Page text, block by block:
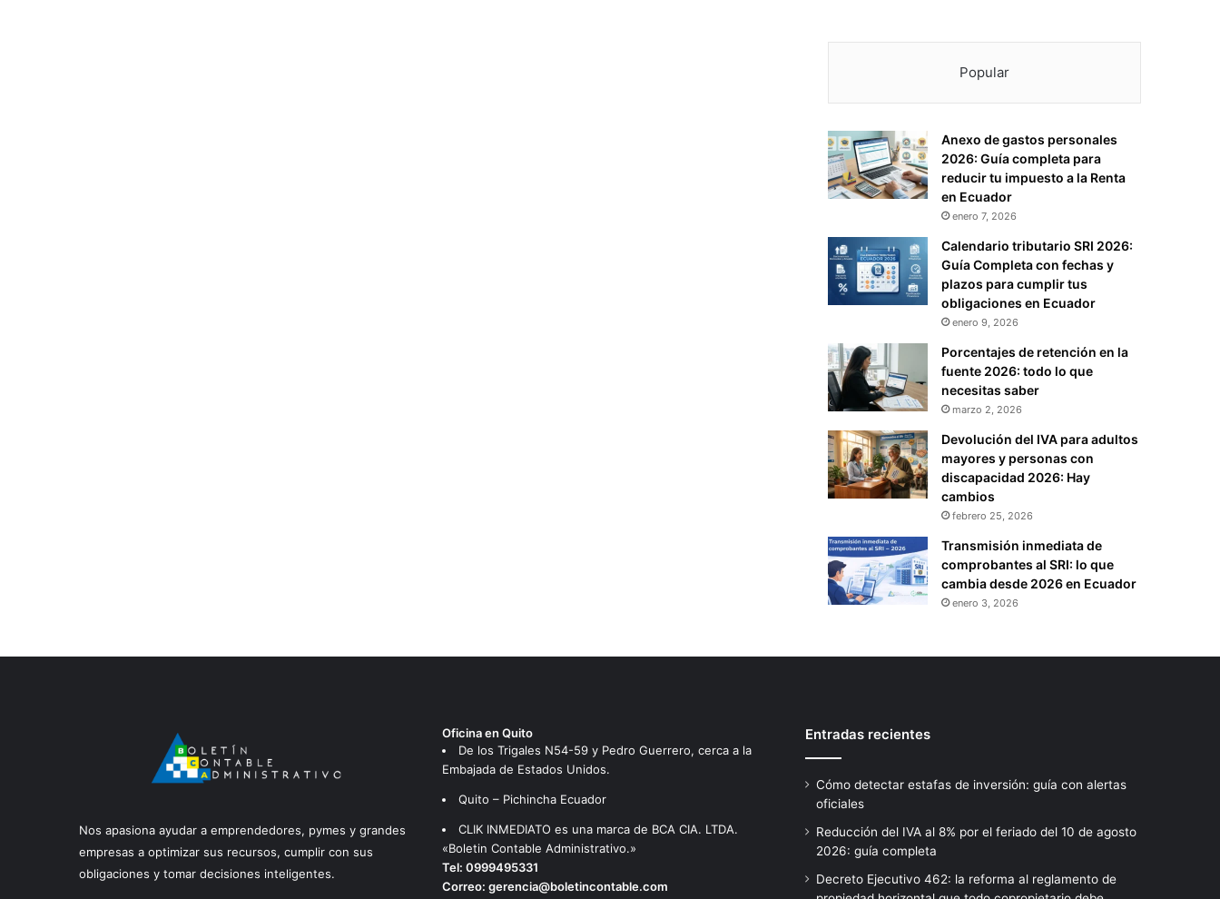
Popular
Anexo de gastos personales
2026: Guía completa para
reducir tu impuesto a la Renta
en Ecuador
enero 7, 2026
Calendario tributario SRI 2026:
Guía Completa con fechas y
plazos para cumplir tus
obligaciones en Ecuador
enero 9, 2026
Porcentajes de retención en la
fuente 2026: todo lo que
necesitas saber
marzo 2, 2026
Devolución del IVA para adultos
mayores y personas con
discapacidad 2026: Hay
cambios
febrero 25, 2026
Transmisión inmediata de
comprobantes al SRI: lo que
cambia desde 2026 en Ecuador
enero 3, 2026
Nos apasiona ayudar a emprendedores, pymes y grandes
empresas a optimizar sus recursos, cumplir con sus
obligaciones y tomar decisiones inteligentes.
Oficina en Quito
De los Trigales N54-59 y Pedro Guerrero, cerca a la
Embajada de Estados Unidos.
Quito – Pichincha Ecuador
CLIK INMEDIATO es una marca de BCA CIA. LTDA.
«Boletin Contable Administrativo.»
Tel: 0999495331
Correo: gerencia@boletincontable.com
Entradas recientes
Cómo detectar estafas de inversión: guía con alertas
oficiales
Reducción del IVA al 8% por el feriado del 10 de agosto
2026: guía completa
Decreto Ejecutivo 462: la reforma al reglamento de